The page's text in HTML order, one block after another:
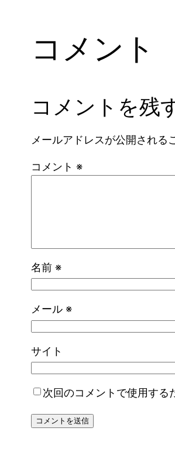
コメント
コメントを残
メールアドレスが公開される
コメント ※
名前 ※
メール ※
サイト
次回のコメントで使用する